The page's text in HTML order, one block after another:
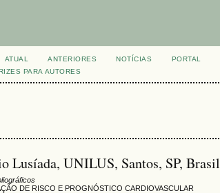
ATUAL ANTERIORES NOTÍCIAS PORTAL
PARA AUTORES
Lusíada, UNILUS, Santos, SP, Brasil
DE RISCO E PROGNÓSTICO CARDIOVASCULAR